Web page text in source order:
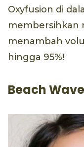
Oxyfusion di
membersihkan
menambah
hingga 95%!
Beach